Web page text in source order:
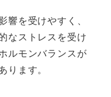
響を受けやすく、
なストレスを受け
ルモンバランスが
ります。